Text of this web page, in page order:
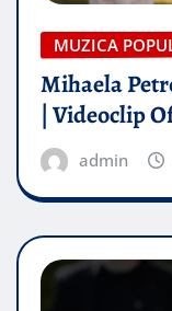
MUZICA
Mihaela
| Videoclip
admin